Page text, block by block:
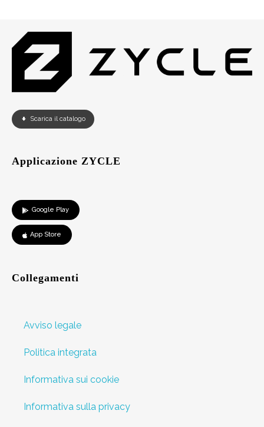
Scarica il catalogo
Applicazione ZYCLE
Google Play
App Store
Collegamenti
Avviso legale
Politica integrata
Informativa sui cookie
Informativa sulla privacy